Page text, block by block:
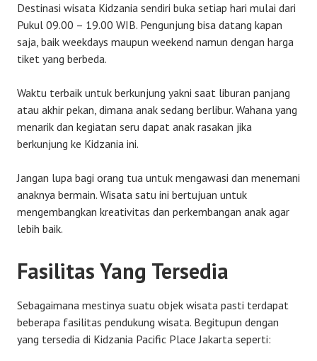
Destinasi wisata Kidzania sendiri buka setiap hari mulai dari
Pukul 09.00 – 19.00 WIB. Pengunjung bisa datang kapan
saja, baik weekdays maupun weekend namun dengan harga
tiket yang berbeda.
Waktu terbaik untuk berkunjung yakni saat liburan panjang
atau akhir pekan, dimana anak sedang berlibur. Wahana yang
menarik dan kegiatan seru dapat anak rasakan jika
berkunjung ke Kidzania ini.
Jangan lupa bagi orang tua untuk mengawasi dan menemani
anaknya bermain. Wisata satu ini bertujuan untuk
mengembangkan kreativitas dan perkembangan anak agar
lebih baik.
Fasilitas Yang Tersedia
Sebagaimana mestinya suatu objek wisata pasti terdapat
beberapa fasilitas pendukung wisata. Begitupun dengan
yang tersedia di Kidzania Pacific Place Jakarta seperti: